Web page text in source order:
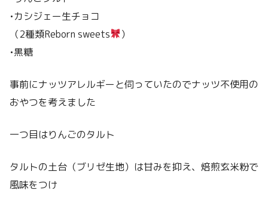
•カシジェー生チョコ
（2種類Reborn sweets
）
•黒糖
事前にナッツアレルギーと伺っていたのでナッツ不使用の
おやつを考えました
一つ目はりんごのタルト
タルトの土台（ブリゼ生地）は甘みを抑え、焙煎玄米粉で
風味をつけ